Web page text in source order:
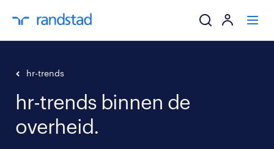
werkgevers
hr-trends
hr-trends binnen de
overheid.